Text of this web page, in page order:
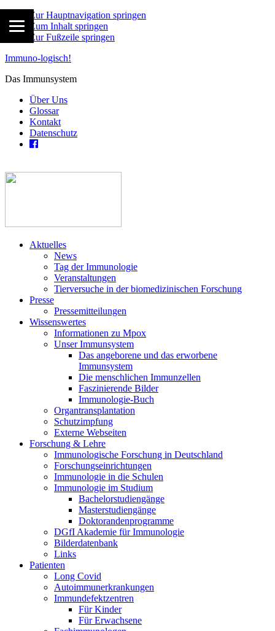
Zur Hauptnavigation springen
Zum Inhalt springen
Zur Fußzeile springen
Immuno-logisch!
Das Immunsystem
Über Uns
Glossar
Kontakt
Datenschutz
Aktuelles
News
Tag der Immunologie
Veranstaltungen
Tierversuche in der biomedizinischen Forschung
Presse
Pressemitteilungen
Wissenswertes
Informationen zu Mpox
Unser Immunsystem
Das angeborene und das erworbene
Immunsystem
Die menschlichen Immunzellen
Faszinierende Bilder
Immunologie-Buch
Organtransplantation
Schutzimpfung
Externe Webseiten
Forschung & Lehre
Immunologische Forschung in Deutschland
Forschungseinrichtungen
Immunologie in die Schulen
Immunologie im Studium
Bachelorstudiengänge
Masterstudiengänge
Doktorandenprogramme
DGfI Akademie für Immunologie
Bilderdatenbank
Links
Patienten
Long Covid
Autoimmunerkrankungen
Immundefektzentren
Für Kinder
Für Erwachsene